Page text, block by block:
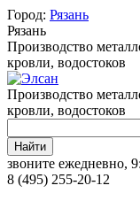
Город: Рязань
Рязань
Производство
кровли, водостоков
Производство
кровли, водостоков
Найти
звоните ежедневно,
8 (495) 255-20-12